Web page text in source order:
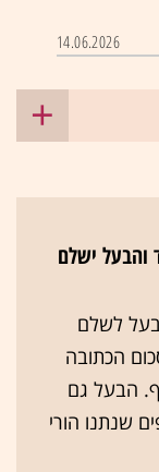
14.06.2026
והבעל ישלם
בעל לשלם
הכתובה
אלף שקל לכמעט 700 אלף. הבעל גם
שנתנו הורי